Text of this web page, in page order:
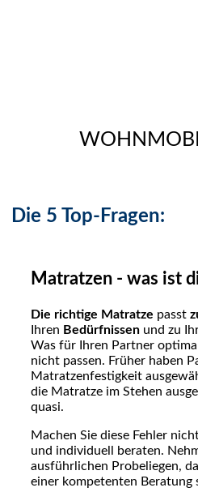
Die 5 Top-Fragen:
Matratzen - was ist
Die richtige Matratze passt
Ihren Bedürfnissen und zu
Was für Ihren Partner
nicht passen. Früher haben
Matratzenfestigkeit
die Matratze im Stehen
quasi.
Machen Sie diese Fehler
und individuell beraten.
ausführlichen Probeliegen,
einer kompetenten Beratung